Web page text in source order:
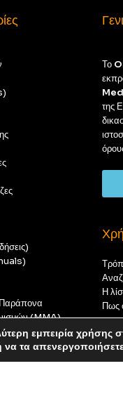
— καμία παραγγελία δεν
(MMA)
Το
της
Η
Πως
εμπειρία χρήσης
τα